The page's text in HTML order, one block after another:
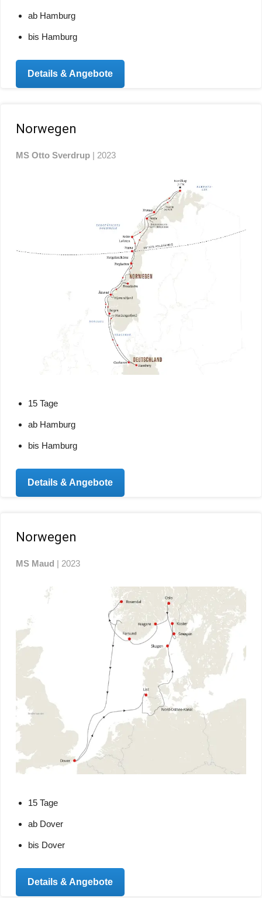
ab Hamburg
bis Hamburg
Details & Angebote
Norwegen
MS Otto Sverdrup | 2023
15 Tage
ab Hamburg
bis Hamburg
Details & Angebote
Norwegen
MS Maud | 2023
15 Tage
ab Dover
bis Dover
Details & Angebote